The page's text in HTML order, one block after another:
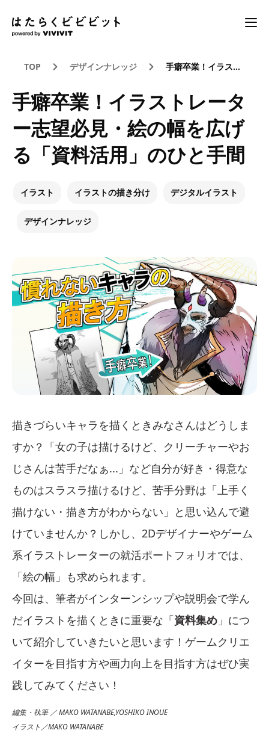
TOP デザインナレッジ 手癖卒業！イラストレーター志望必見・絵の幅を広げる「資料活用」のひと手間
手癖卒業！イラストレータ
ー志望必見・絵の幅を広げ
る「資料活用」のひと手間
イラスト イラストの描き分け デジタルイラスト
デザインナレッジ
描きづらいキャラを描くときみなさんはどうしま
すか？「女の子は描けるけど、クリーチャーやお
じさんは苦手だなぁ...」など自分が好き・得意な
ものはスラスラ描けるけど、苦手分野は「上手く
描けない・描き方がわからない」と思い込んで避
けていませんか？しかし、2Dデザイナーやゲーム
系イラストレーターの就活ポートフォリオでは、
「絵の幅」も求められます。
今回は、筆者がインターンシップや説明会で学ん
だイラストを描くときに重要な「資料集め 」につ
いて紹介していきたいと思います！ゲームクリエ
イターを目指す方や画力向上を目指す方はぜひ実
践してみてください！
編集・執筆 ／ MAKO WATANABE,YOSHIKO INOUE
イラスト／MAKO WATANABE